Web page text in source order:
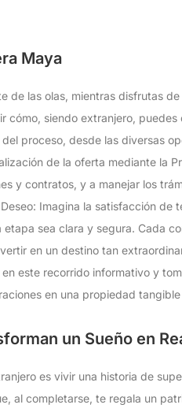
Maya
de las olas, mientras disfrutas
cómo, siendo extranjero, puedes
proceso, desde las diversas
de la oferta mediante la
y contratos, y a manejar los
Imagina la satisfacción de
sea clara y segura. Cada
en un destino tan
este recorrido informativo y
en una propiedad
un Sueño en
es vivir una historia de
al completarse, te regala un